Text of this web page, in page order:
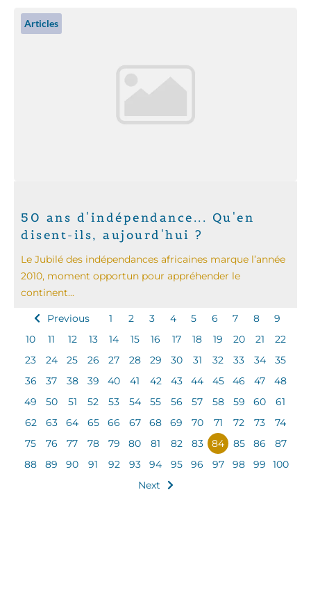
Articles
50 ans d'indépendance... Qu'en
disent-ils, aujourd'hui ?
Le Jubilé des indépendances africaines marque l’année
2010, moment opportun pour appréhender le
continent...
Previous 1 2 3 4 5 6 7 8
9
10
11 12 13 14 15 16 17 18 19 20 21
22
23
24 25 26 27 28 29 30 31 32 33 34
35
36
37 38 39 40 41 42 43 44 45 46 47
48
49
50 51 52 53 54 55 56 57 58 59 60
61
62
63 64 65 66 67 68 69 70 71 72 73
74
75
76 77 78 79 80 81 82 83 84 85 86
87
88
89 90 91 92 93 94 95 96 97 98 99
100
Next